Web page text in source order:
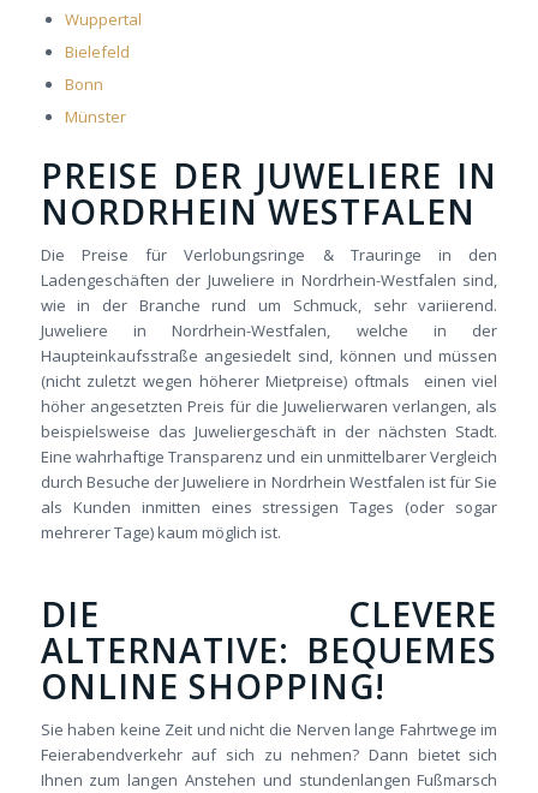
Wuppertal
Bielefeld
Bonn
Münster
PREISE DER JUWELIERE IN
NORDRHEIN WESTFALEN
Die Preise für Verlobungsringe & Trauringe in den
Ladengeschäften der Juweliere in Nordrhein-Westfalen sind,
wie in der Branche rund um Schmuck, sehr variierend.
Juweliere in Nordrhein-Westfalen, welche in der
Haupteinkaufsstraße angesiedelt sind, können und müssen
(nicht zuletzt wegen höherer Mietpreise) oftmals einen viel
höher angesetzten Preis für die Juwelierwaren verlangen, als
beispielsweise das Juweliergeschäft in der nächsten Stadt.
Eine wahrhaftige Transparenz und ein unmittelbarer Vergleich
durch Besuche der Juweliere in Nordrhein Westfalen ist für Sie
als Kunden inmitten eines stressigen Tages (oder sogar
mehrerer Tage) kaum möglich ist.
DIE CLEVERE
ALTERNATIVE: BEQUEMES
ONLINE SHOPPING!
Sie haben keine Zeit und nicht die Nerven lange Fahrtwege im
Feierabendverkehr auf sich zu nehmen? Dann bietet sich
Ihnen zum langen Anstehen und stundenlangen Fußmarsch